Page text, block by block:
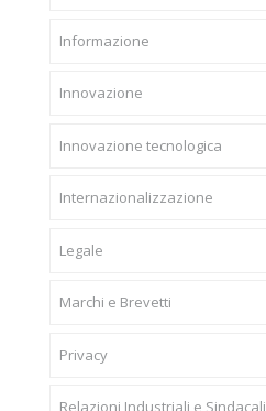
Informazione
Innovazione
Innovazione tecnologica
Internazionalizzazione
Legale
Marchi e Brevetti
Privacy